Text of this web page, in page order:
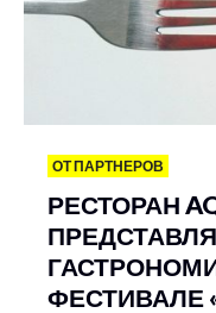
ОТ ПАРТНЕРОВ
РЕСТОРАН
ФЕСТИВАЛЕ